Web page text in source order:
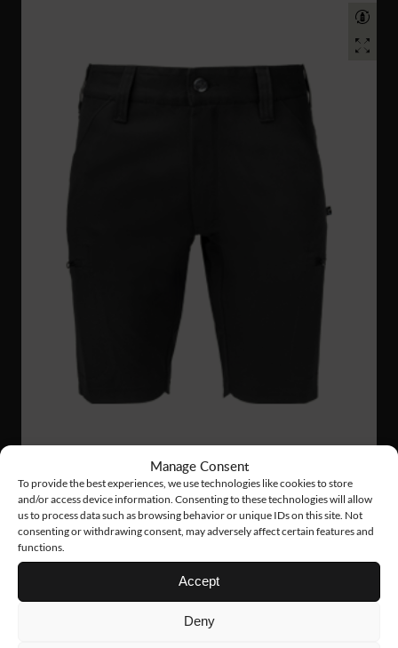
Manage Consent
To provide the best experiences, we use technologies like cookies to store
and/or access device information. Consenting to these technologies will allow
us to process data such as browsing behavior or unique IDs on this site. Not
consenting or withdrawing consent, may adversely affect certain features and
functions.
Accept
Deny
FS33
75 €
STRETCH SHORTS